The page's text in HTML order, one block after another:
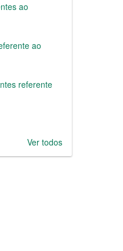
ao
ao
referente
Ver todos